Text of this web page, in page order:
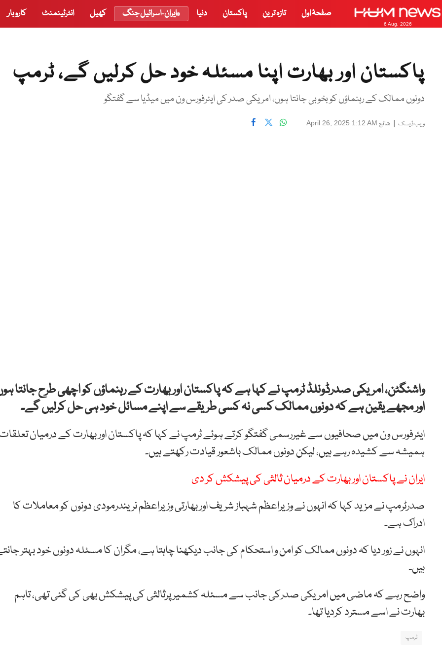
6 Aug, 2026
صفحۂ اول تازہ ترین پاکستان دنیا ایران-اسرائیل جنگ کھیل انٹرٹینمنٹ کاروبار
پاکستان اور بھارت اپنا مسئلہ خود حل کرلیں گے، ٹرمپ
دونوں ممالک کے رہنماؤں کو بخوبی جانتا ہوں، امریکی صدر کی ایئرفورس ون میں میڈیا سے گفتگو
ویب ڈیسک | شائع April 26, 2025 1:12 AM
واشنگٹن، امریکی صدرڈونلڈ ٹرمپ نے کہا ہے کہ پاکستان اور بھارت کے رہنماؤں کو اچھی طرح جانتا
اور مجھے یقین ہے کہ دونوں ممالک کسی نہ کسی طریقے سے اپنے مسائل خود ہی حل کرلیں گے۔
ایئرفورس ون میں صحافیوں سے غیررسمی گفتگو کرتے ہوئے ٹرمپ نے کہا کہ پاکستان اور بھارت کے درمیان
ہمیشہ سے کشیدہ رہے ہیں، لیکن دونوں ممالک باشعور قیادت رکھتے ہیں۔
ایران نے پاکستان اور بھارت کے درمیان ثالثی کی پیشکش کر دی
صدرٹرمپ نے مزید کہا کہ انہوں نے وزیراعظم شہباز شریف اور بھارتی وزیراعظم نریندرمودی دونوں کو معاملات کا
ادراک ہے۔
انہوں نے زور دیا کہ دونوں ممالک کو امن و استحکام کی جانب دیکھنا چاہتا ہے، مگران کا مسئلہ دونوں خود بہتر
ہیں۔
واضح رہے کہ ماضی میں امریکی صدرکی جانب سے مسئلہ کشمیرپرثالثی کی پیشکش بھی کی گئی تھی، تاہم
بھارت نے اسے مسترد کردیا تھا۔
ٹرمپ